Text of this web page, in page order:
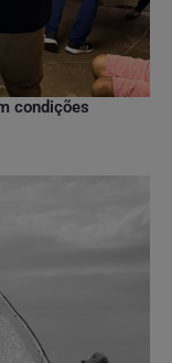
condições